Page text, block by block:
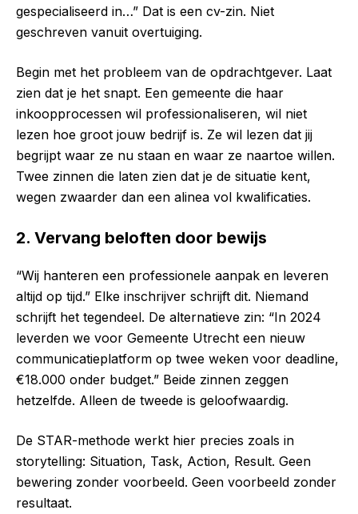
gespecialiseerd in…” Dat is een cv-zin. Niet
geschreven vanuit overtuiging.
Begin met het probleem van de opdrachtgever. Laat
zien dat je het snapt. Een gemeente die haar
inkoopprocessen wil professionaliseren, wil niet
lezen hoe groot jouw bedrijf is. Ze wil lezen dat jij
begrijpt waar ze nu staan en waar ze naartoe willen.
Twee zinnen die laten zien dat je de situatie kent,
wegen zwaarder dan een alinea vol kwalificaties.
2. Vervang beloften door bewijs
“Wij hanteren een professionele aanpak en leveren
altijd op tijd.” Elke inschrijver schrijft dit. Niemand
schrijft het tegendeel. De alternatieve zin: “In 2024
leverden we voor Gemeente Utrecht een nieuw
communicatieplatform op twee weken voor deadline,
€18.000 onder budget.” Beide zinnen zeggen
hetzelfde. Alleen de tweede is geloofwaardig.
De STAR-methode werkt hier precies zoals in
storytelling: Situation, Task, Action, Result. Geen
bewering zonder voorbeeld. Geen voorbeeld zonder
resultaat.